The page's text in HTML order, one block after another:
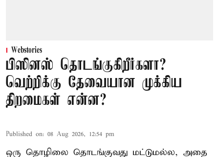
Webstories
பிஸினஸ் தொடங்குகிறீர்களா?
வெற்றிக்கு தேவையான முக்கிய
திறமைகள் என்ன?
Published on: 08 Aug 2026, 12:54 pm
ஒரு தொழிலை தொடங்குவது மட்டுமல்ல, அதை